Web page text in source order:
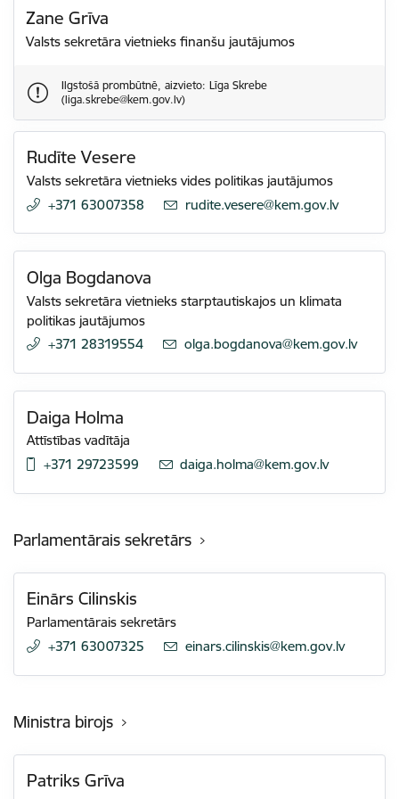
Zane Grīva
Valsts sekretāra vietnieks finanšu jautājumos
Ilgstošā prombūtnē, aizvieto: Līga Skrebe
(liga.skrebe@kem.gov.lv)
Rudīte Vesere
Valsts sekretāra vietnieks vides politikas jautājumos
+371 63007358
E-pasts:
rudite.vesere@kem.gov.lv
Olga Bogdanova
Valsts sekretāra vietnieks starptautiskajos un klimata
politikas jautājumos
+371 28319554
E-pasts:
olga.bogdanova@kem.gov.lv
Daiga Holma
Attīstības vadītāja
+371 29723599
E-pasts:
daiga.holma@kem.gov.lv
Parlamentārais sekretārs
Einārs Cilinskis
Parlamentārais sekretārs
+371 63007325
E-pasts:
einars.cilinskis@kem.gov.lv
Ministra birojs
Patriks Grīva